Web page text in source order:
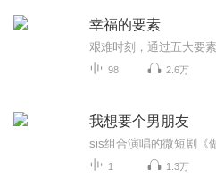
幸福的要素
98 2.6万
我想要个男朋友
1 1.3万